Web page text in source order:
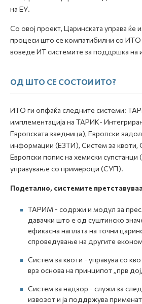
на ЕУ.
Со овој проект, Царинската управа ќе
процеси што се компатибилни со ИТО
воведе ИТ системите за поддршка на
ОД ШТО СЕ СОСТОИ ИТО?
ИТО ги опфаќа следните системи:
имплементација на ТАРИК-
Европската заедница), Европски
информации (ЕЗТИ), Систем за квоти,
Европски попис на хемиски
управување со примероци (СУП).
Подетално, системите
ТАРИМ - содржи и модул за
давачки што е од суштинско
ефикасна наплата на точни
спроведување на другите
Систем за квоти - управува со
врз основа на принципот „прв
Систем за надзор - служи за
извозот и ја поддржува